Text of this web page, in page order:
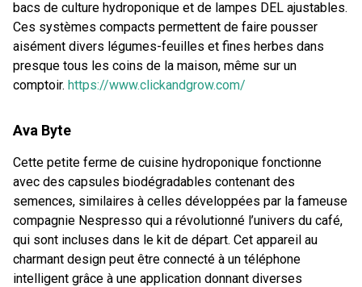
bacs de culture hydroponique et de lampes DEL ajustables.
Ces systèmes compacts permettent de faire pousser
aisément divers légumes-feuilles et fines herbes dans
presque tous les coins de la maison, même sur un
comptoir. https://www.clickandgrow.com/
Ava Byte
Cette petite ferme de cuisine hydroponique fonctionne
avec des capsules biodégradables contenant des
semences, similaires à celles développées par la fameuse
compagnie Nespresso qui a révolutionné l’univers du café,
qui sont incluses dans le kit de départ. Cet appareil au
charmant design peut être connecté à un téléphone
intelligent grâce à une application donnant diverses